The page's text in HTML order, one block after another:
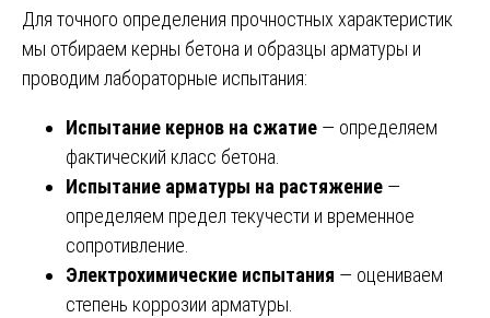
Для точного определения прочностных характеристик
мы отбираем керны бетона и образцы арматуры и
проводим лабораторные испытания:
Испытание кернов на сжатие — определяем
фактический класс бетона.
Испытание арматуры на растяжение —
определяем предел текучести и временное
сопротивление.
Электрохимические испытания — оцениваем
степень коррозии арматуры.